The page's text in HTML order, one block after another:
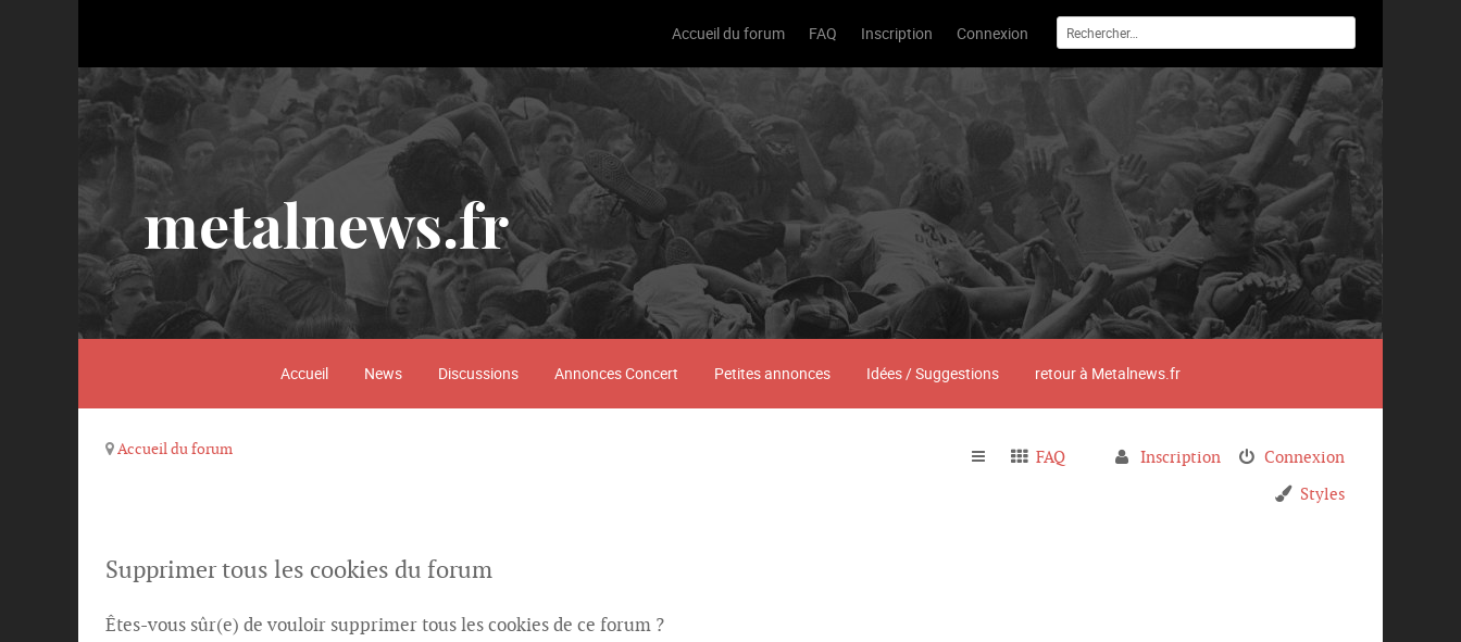
Accueil du forum FAQ Inscription Connexion
metalnews.fr
Accueil News Discussions Annonces Concert Petites annonces Idées / Suggestions retour à Metalnews.fr
Accueil du forum FAQ Connexion
Inscription
Styles
Supprimer tous les cookies du forum
Êtes-vous sûr(e) de vouloir supprimer tous les cookies de ce forum ?